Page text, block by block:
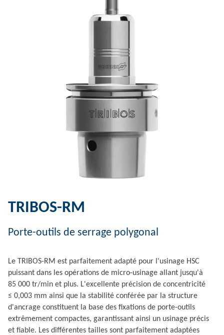
TRIBOS-RM
Porte-outils de serrage polygonal
Le TRIBOS-RM est parfaitement adapté pour l'usinage HSC
puissant dans les opérations de micro-usinage allant jusqu'à
85 000 tr/min et plus. L'excellente précision de concentricité
≤ 0,003 mm ainsi que la stabilité conférée par la structure
d'ancrage constituent la base des fixations de porte-outils
extrêmement compactes, garantissant ainsi un usinage précis
et fiable. Les différentes tailles sont parfaitement adaptées